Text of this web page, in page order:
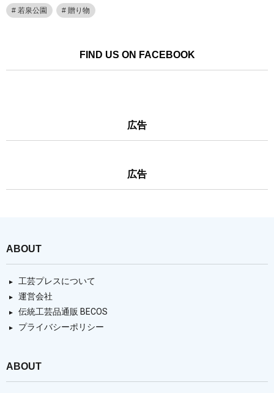
若泉公園 贈り物
FIND US ON FACEBOOK
広告
広告
ABOUT
工芸プレスについて
運営会社
伝統工芸品通販 BECOS
プライバシーポリシー
ABOUT